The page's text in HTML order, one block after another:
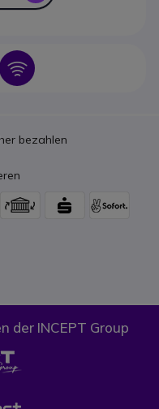
Icon
bezahlen
der INCEPT Group